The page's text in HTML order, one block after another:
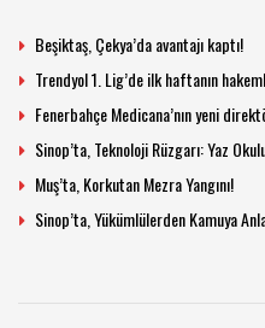
Beşiktaş, Çekya’da avantajı kaptı!
Trendyol 1. Lig’de ilk haftanın
Fenerbahçe Medicana’nın yeni
Sinop’ta, Teknoloji Rüzgarı: Yaz
Muş’ta, Korkutan Mezra Yangını!
Sinop’ta, Yükümlülerden Kamuya